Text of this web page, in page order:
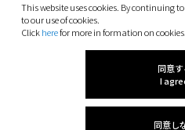
This website uses cookies. By continuing
to our use of cookies.
Clickherefor more in formation on cookies.
同意す
I
同意し
Phone: +81 89-927-9000
(C) 2026